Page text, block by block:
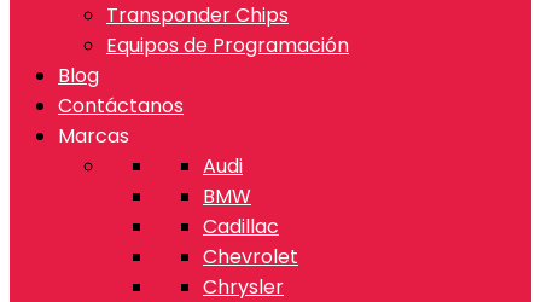
Transponder Chips
Equipos de Programación
Blog
Contáctanos
Marcas
Audi
BMW
Cadillac
Chevrolet
Chrysler